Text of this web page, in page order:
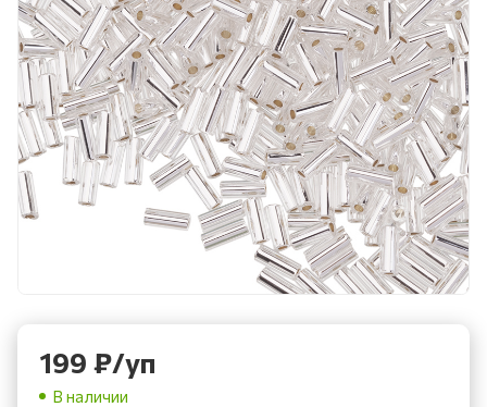
199 ₽/уп
В наличии